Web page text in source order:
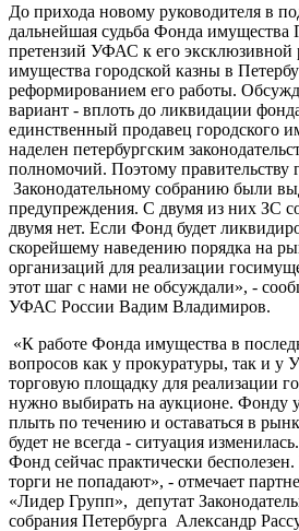
До прихода новому руководителя в
дальнейшая судьба Фонда имущества
претензий УФАС к его эксклюзивной
имущества городской казны в
реформированием его работы.
вариант - вплоть до ликвидации
единственный продавец городского
наделен петербургским
полномочий. Поэтому правительству
Законодательному собранию были
предупреждения. С двумя из них ЗС
двумя нет. Если Фонд будет
скорейшему наведению порядка на
организаций для реализации
этот шаг с нами не обсуждали», -
УФАС России Вадим Владимиров.
«К работе Фонда имущества в
вопросов как у прокуратуры, так и у
торговую площадку для реализации
нужно выбирать на аукционе. Фонду
плыть по течению и оставаться в
будет не всегда - ситуация
Фонд сейчас практически
торги не попадают», - отмечает
«Лидер Групп», депутат
собрания Петербурга Александр